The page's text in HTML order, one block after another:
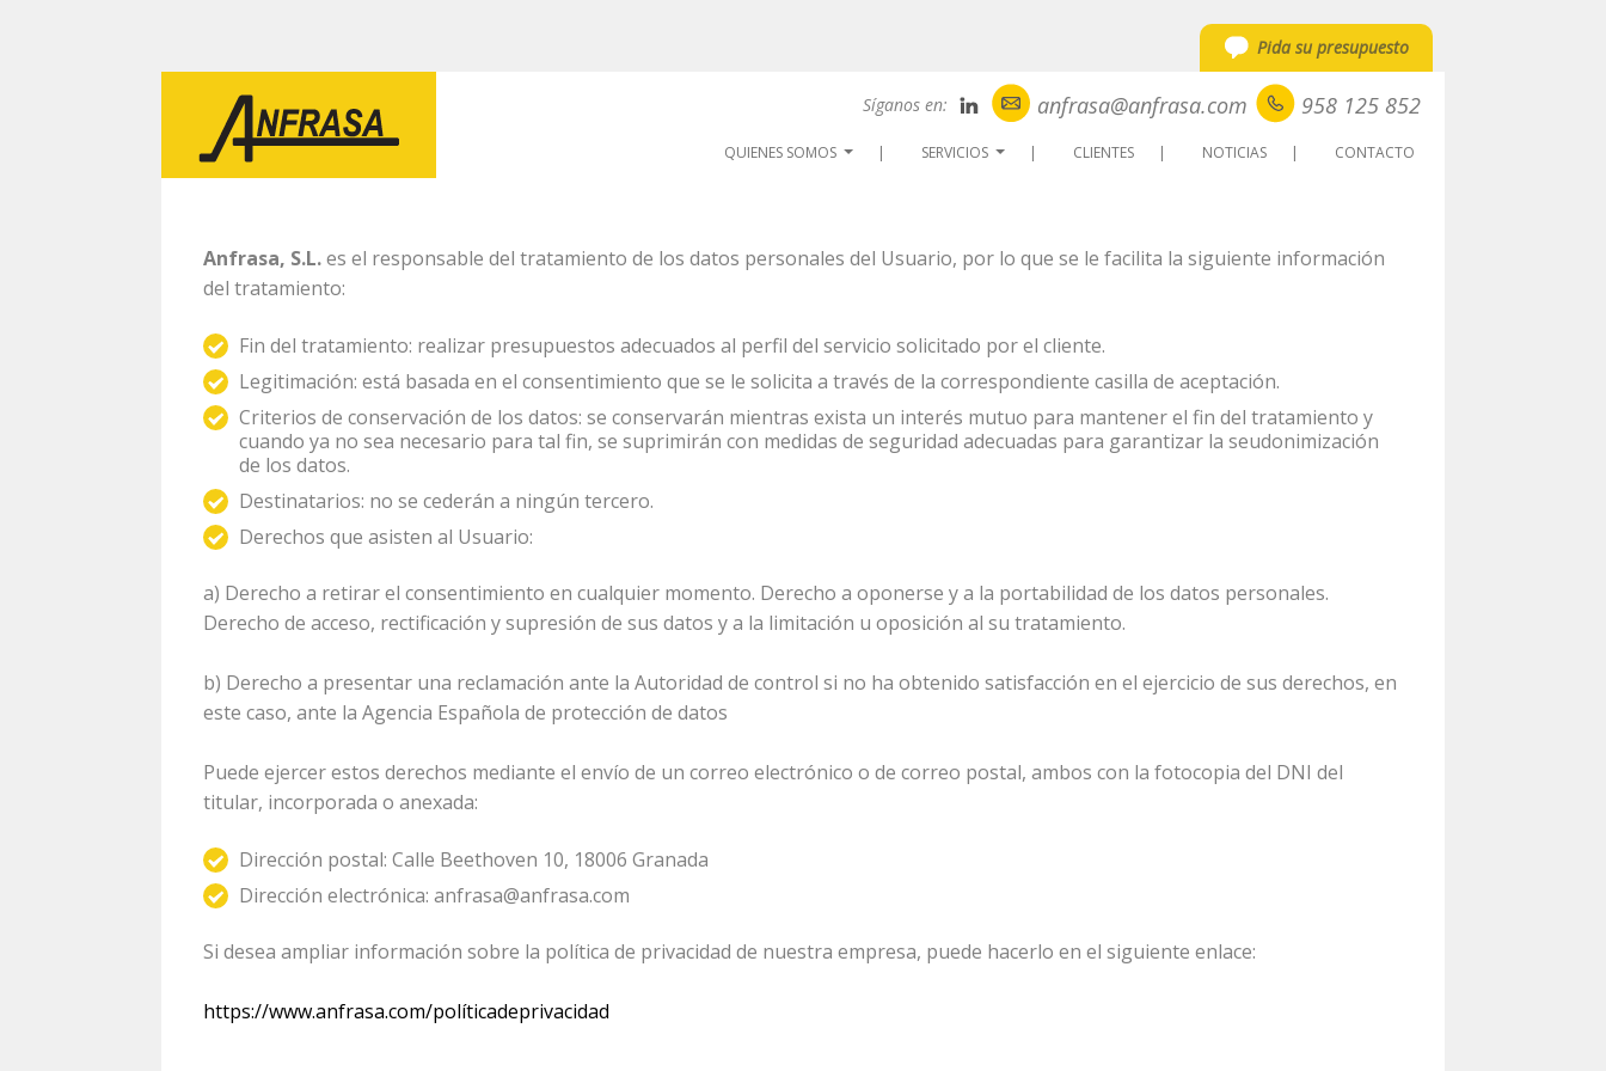
Pida su presupuesto
Síganos en: anfrasa@anfrasa.com 958 125 852
QUIENES SOMOS SERVICIOS CLIENTES NOTICIAS CONTACTO
Política de Privacidad
Anfrasa, S.L.es el responsable del tratamiento de los datos personales del Usuario, por lo que se le facilita la siguiente información
del tratamiento:
Fin del tratamiento: realizar presupuestos adecuados al perfil del servicio solicitado por el cliente.
Legitimación: está basada en el consentimiento que se le solicita a través de la correspondiente casilla de aceptación.
Criterios de conservación de los datos: se conservarán mientras exista un interés mutuo para mantener el fin del tratamiento y
cuando ya no sea necesario para tal fin, se suprimirán con medidas de seguridad adecuadas para garantizar la seudonimización
de los datos.
Destinatarios: no se cederán a ningún tercero.
Derechos que asisten al Usuario:
a) Derecho a retirar el consentimiento en cualquier momento. Derecho a oponerse y a la portabilidad de los datos personales.
Derecho de acceso, rectificación y supresión de sus datos y a la limitación u oposición al su tratamiento.
b) Derecho a presentar una reclamación ante la Autoridad de control si no ha obtenido satisfacción en el ejercicio de sus derechos, en
este caso, ante la Agencia Española de protección de datos
Puede ejercer estos derechos mediante el envío de un correo electrónico o de correo postal, ambos con la fotocopia del DNI del
titular, incorporada o anexada:
Dirección postal: Calle Beethoven 10, 18006 Granada
Dirección electrónica: anfrasa@anfrasa.com
Si desea ampliar información sobre la política de privacidad de nuestra empresa, puede hacerlo en el siguiente enlace:
https://www.anfrasa.com/políticadeprivacidad